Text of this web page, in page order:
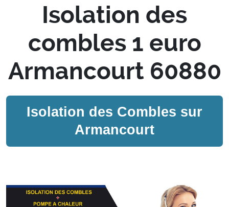
Isolation des
combles 1 euro
Armancourt 60880
Isolation des Combles sur
Armancourt